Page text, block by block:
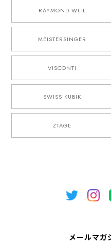
RAYMOND WEIL
MEISTERSINGER
VISCONTI
SWISS KUBIK
ZTAGE
メールマガ